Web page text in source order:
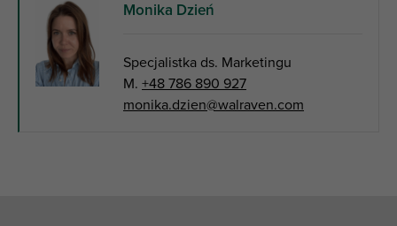
Monika Dzień
Specjalistka ds. Marketingu
M. +48 786 890 927
monika.dzien@walraven.com